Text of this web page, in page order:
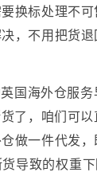
换标处理不
，不用把货
国海外仓服
了，咱们可
做一件代发，
导致的权重